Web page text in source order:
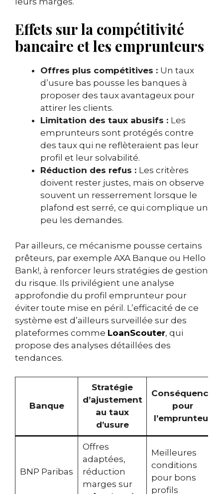
Effets sur la compétitivité
bancaire et les emprunteurs
Offres plus compétitives : Un taux
d’usure bas pousse les banques à
proposer des taux avantageux pour
attirer les clients.
Limitation des taux abusifs : Les
emprunteurs sont protégés contre
des taux qui ne reflèteraient pas leur
profil et leur solvabilité.
Réduction des refus : Les critères
doivent rester justes, mais on observe
souvent un resserrement lorsque le
plafond est serré, ce qui complique un
peu les demandes.
Par ailleurs, ce mécanisme pousse certains
prêteurs, par exemple AXA Banque ou Hello
Bank!, à renforcer leurs stratégies de gestion
du risque. Ils privilégient une analyse
approfondie du profil emprunteur pour
éviter toute mise en péril. L’efficacité de ce
système est d’ailleurs surveillée sur des
plateformes comme LoanScouter, qui
propose des analyses détaillées des
tendances.
Banque
Stratégie
d’ajustement
au taux
d’usure
Conséquence
pour
l’emprunteur
BNP Paribas
Offres
adaptées,
réduction
marges sur
Meilleures
conditions
pour bons
profils